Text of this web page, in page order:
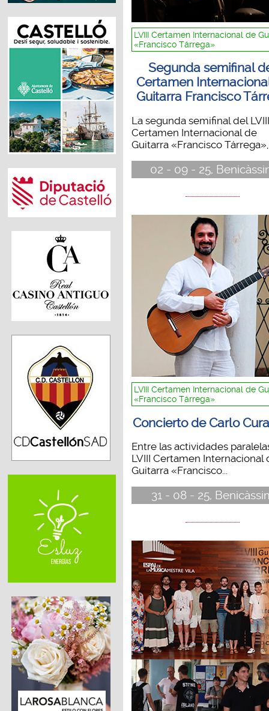
LVIII Certamen Internacional de
«Francisco Tárrega»
Segunda semifinal
Certamen
Guitarra Francisco
La segunda semifinal del LVIII
Certamen Internacional de
Guitarra «Francisco Tárrega»,
02 - 09 - 25,
LVIII Certamen Internacional de
«Francisco Tárrega»
Concierto de Carlo
Entre las actividades
LVIII Certamen Internacional
Guitarra «Francisco...
31 - 08 - 25,